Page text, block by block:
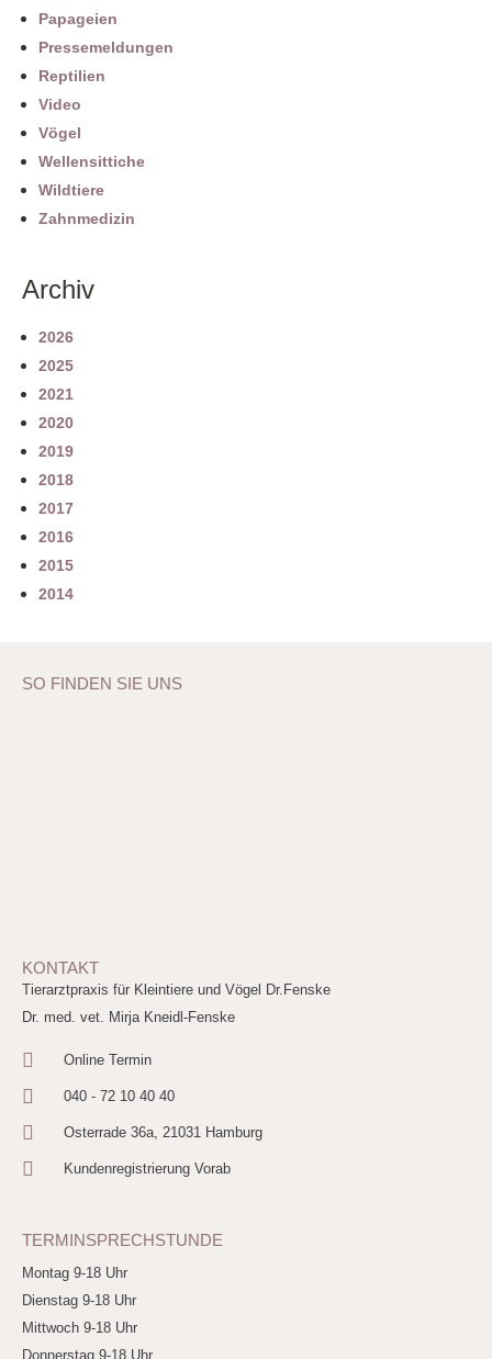
Papageien
Pressemeldungen
Reptilien
Video
Vögel
Wellensittiche
Wildtiere
Zahnmedizin
Archiv
2026
2025
2021
2020
2019
2018
2017
2016
2015
2014
SO FINDEN SIE UNS
KONTAKT
Tierarztpraxis für Kleintiere und Vögel Dr.Fenske
Dr. med. vet. Mirja Kneidl-Fenske
Online Termin
040 - 72 10 40 40
Osterrade 36a, 21031 Hamburg
Kundenregistrierung Vorab
TERMINSPRECHSTUNDE
Montag 9-18 Uhr
Dienstag 9-18 Uhr
Mittwoch 9-18 Uhr
Donnerstag 9-18 Uhr